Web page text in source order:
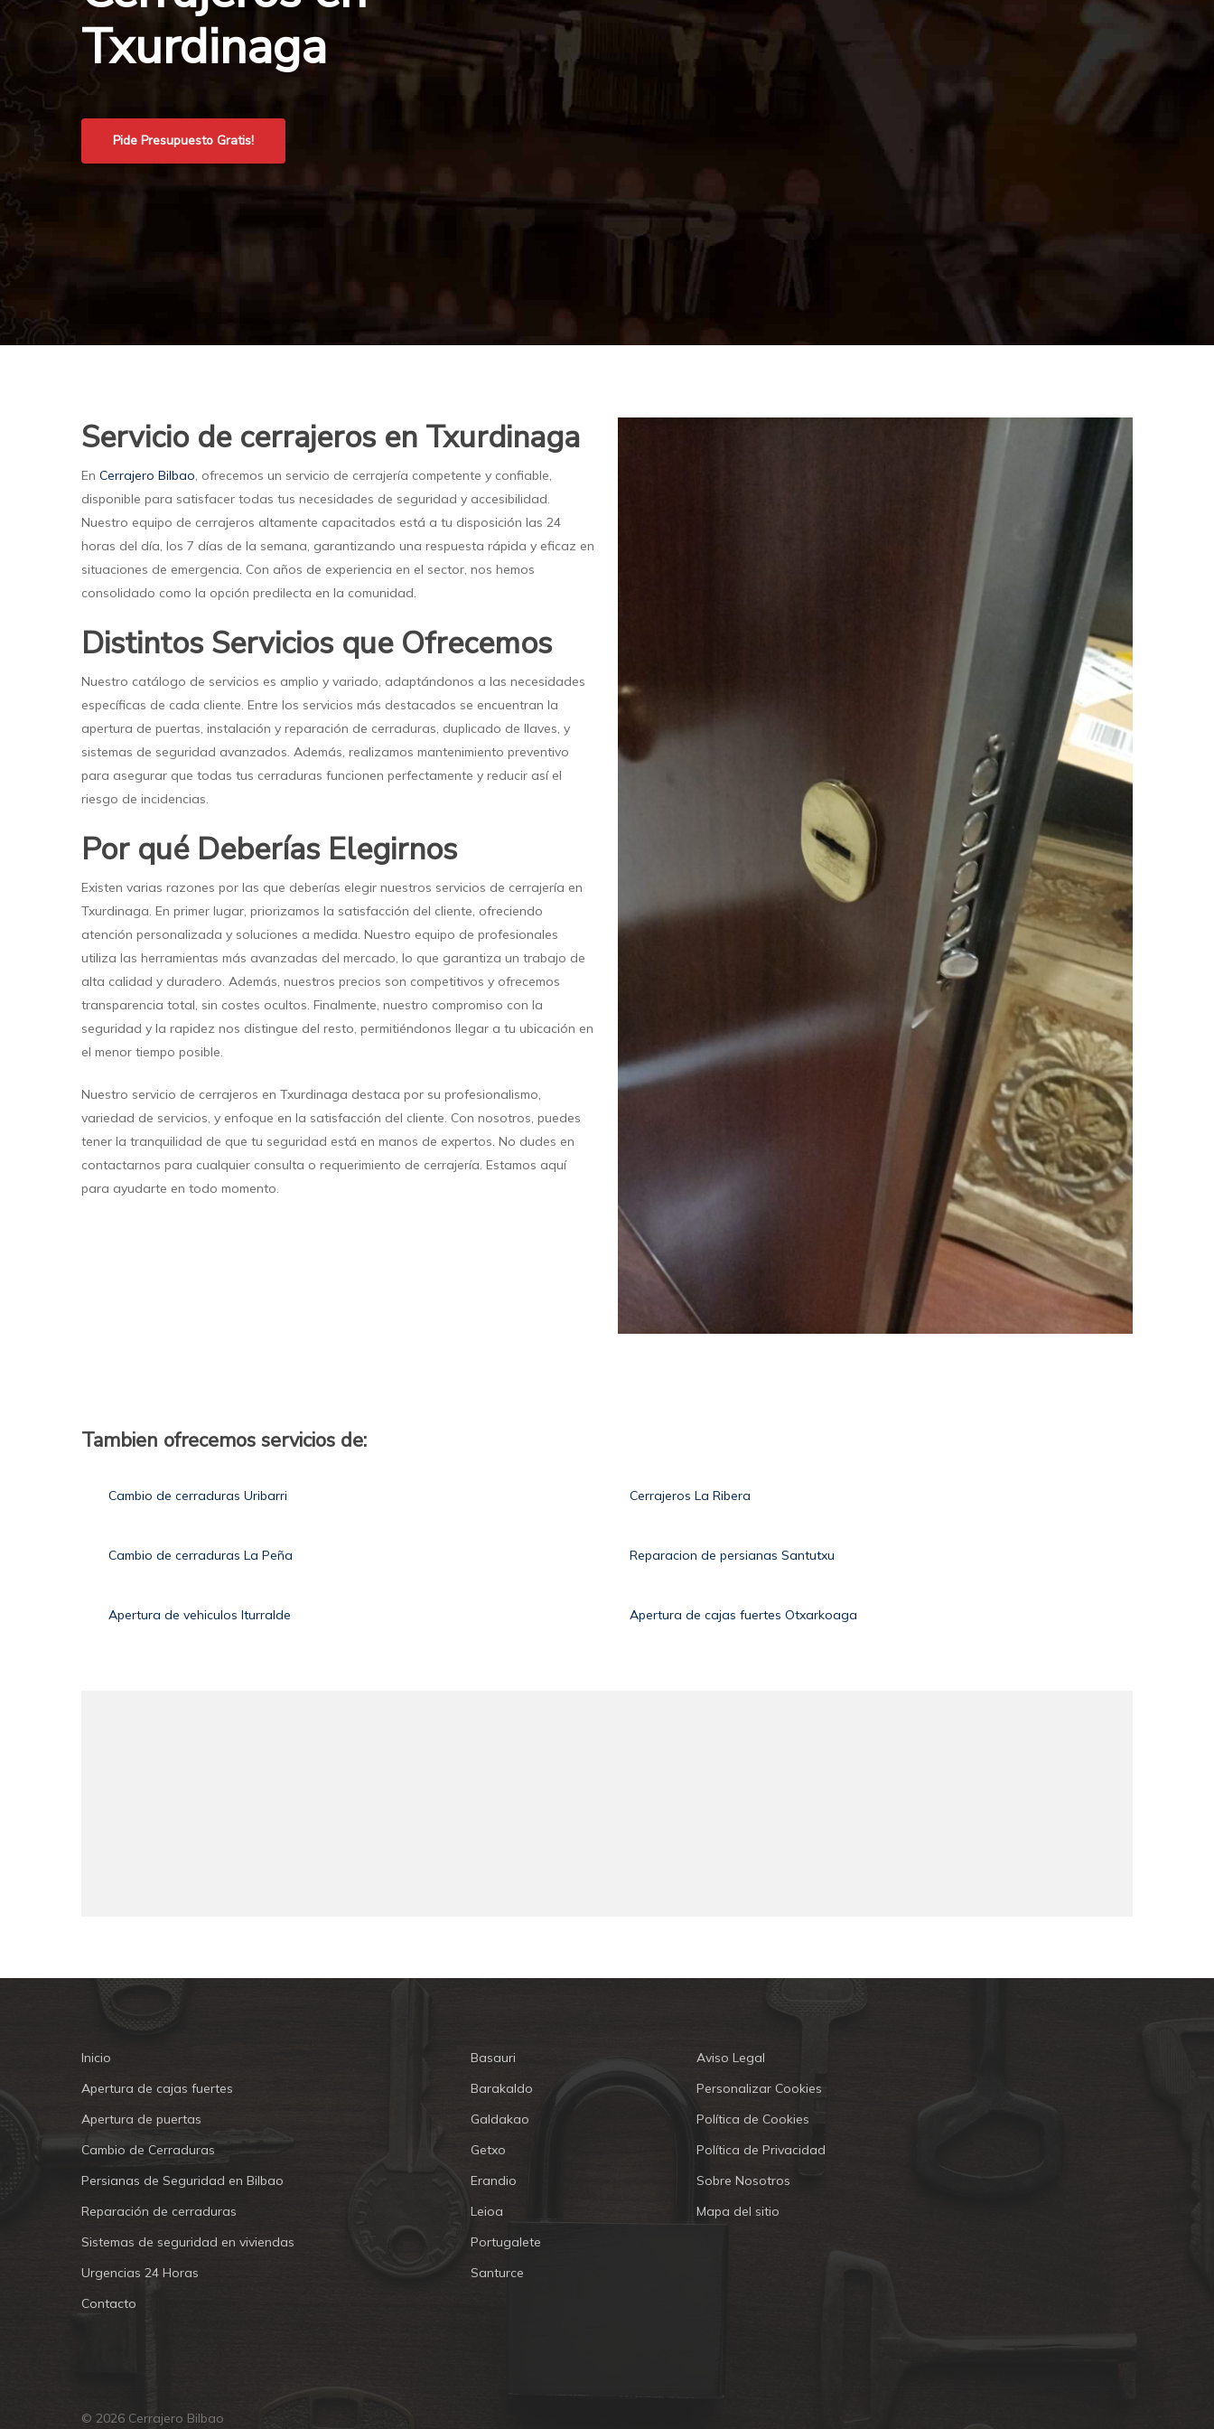
Txurdinaga
Pide Presupuesto Gratis!
Servicio de cerrajeros en Txurdinaga
EnCerrajero Bilbao, ofrecemos un servicio de cerrajería competente y confiable,
disponible para satisfacer todas tus necesidades de seguridad y accesibilidad.
Nuestro equipo de cerrajeros altamente capacitados está a tu disposición las 24
horas del día, los 7 días de la semana, garantizando una respuesta rápida y eficaz en
situaciones de emergencia. Con años de experiencia en el sector, nos hemos
consolidado como la opción predilecta en la comunidad.
Distintos Servicios que Ofrecemos
Nuestro catálogo de servicios es amplio y variado, adaptándonos a las necesidades
específicas de cada cliente. Entre los servicios más destacados se encuentran la
apertura de puertas, instalación y reparación de cerraduras, duplicado de llaves, y
sistemas de seguridad avanzados. Además, realizamos mantenimiento preventivo
para asegurar que todas tus cerraduras funcionen perfectamente y reducir así el
riesgo de incidencias.
Por qué Deberías Elegirnos
Existen varias razones por las que deberías elegir nuestros servicios de cerrajería en
Txurdinaga. En primer lugar, priorizamos la satisfacción del cliente, ofreciendo
atención personalizada y soluciones a medida. Nuestro equipo de profesionales
utiliza las herramientas más avanzadas del mercado, lo que garantiza un trabajo de
alta calidad y duradero. Además, nuestros precios son competitivos y ofrecemos
transparencia total, sin costes ocultos. Finalmente, nuestro compromiso con la
seguridad y la rapidez nos distingue del resto, permitiéndonos llegar a tu ubicación en
el menor tiempo posible.
Nuestro servicio de cerrajeros en Txurdinaga destaca por su profesionalismo,
variedad de servicios, y enfoque en la satisfacción del cliente. Con nosotros, puedes
tener la tranquilidad de que tu seguridad está en manos de expertos. No dudes en
contactarnos para cualquier consulta o requerimiento de cerrajería. Estamos aquí
para ayudarte en todo momento.
Tambien ofrecemos servicios de:
Cambio de cerraduras Uribarri Cerrajeros La Ribera
Cambio de cerraduras La Peña Reparacion de persianas Santutxu
Apertura de vehiculos Iturralde Apertura de cajas fuertes Otxarkoaga
Inicio
Apertura de cajas fuertes
Apertura de puertas
Cambio de Cerraduras
Persianas de Seguridad en Bilbao
Reparación de cerraduras
Sistemas de seguridad en viviendas
Urgencias 24 Horas
Contacto
Basauri
Barakaldo
Galdakao
Getxo
Erandio
Leioa
Portugalete
Santurce
Aviso Legal
Personalizar Cookies
Política de Cookies
Política de Privacidad
Sobre Nosotros
Mapa del sitio
© 2026 Cerrajero Bilbao